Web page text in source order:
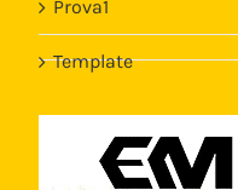
Prova1
Template